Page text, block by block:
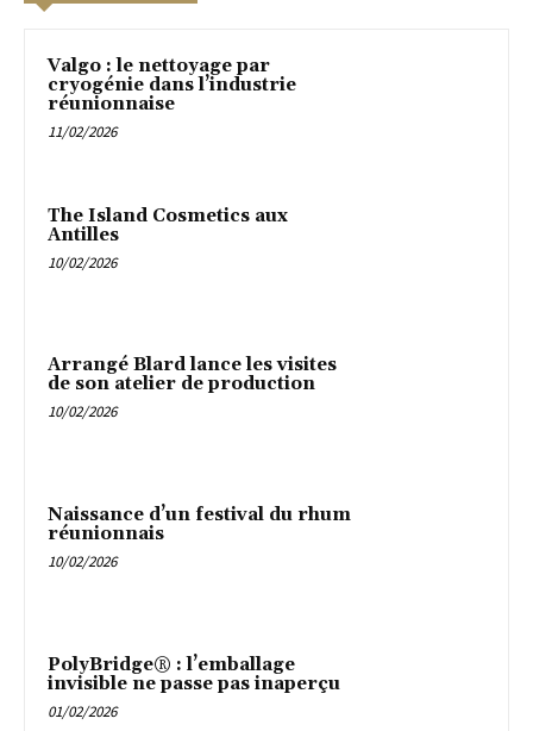
Valgo : le nettoyage par
cryogénie dans l’industrie
réunionnaise
11/02/2026
The Island Cosmetics aux
Antilles
10/02/2026
Arrangé Blard lance les visites
de son atelier de production
10/02/2026
Naissance d’un festival du rhum
réunionnais
10/02/2026
PolyBridge® : l’emballage
invisible ne passe pas inaperçu
01/02/2026